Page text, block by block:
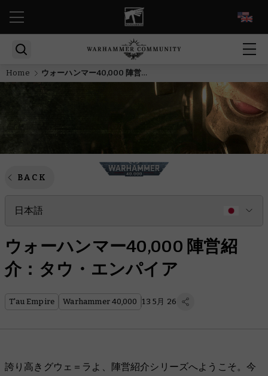
Home ウォーハンマー40,000 陣営紹介：タウ・エンパイア
BACK
日本語
ウォーハンマー40,000 陣営紹
介：タウ・エンパイア
T'au Empire Warhammer 40,000 13 5月 26
誇り高きグウェ＝ラよ、陣営紹介シリーズへようこそ。今